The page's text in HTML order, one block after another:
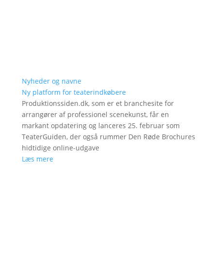
Nyheder og navne
Ny platform for teaterindkøbere
Produktionssiden.dk, som er et branchesite for
arrangører af professionel scenekunst, får en
markant opdatering og lanceres 25. februar som
TeaterGuiden, der også rummer Den Røde Brochures
hidtidige online-udgave
Læs mere